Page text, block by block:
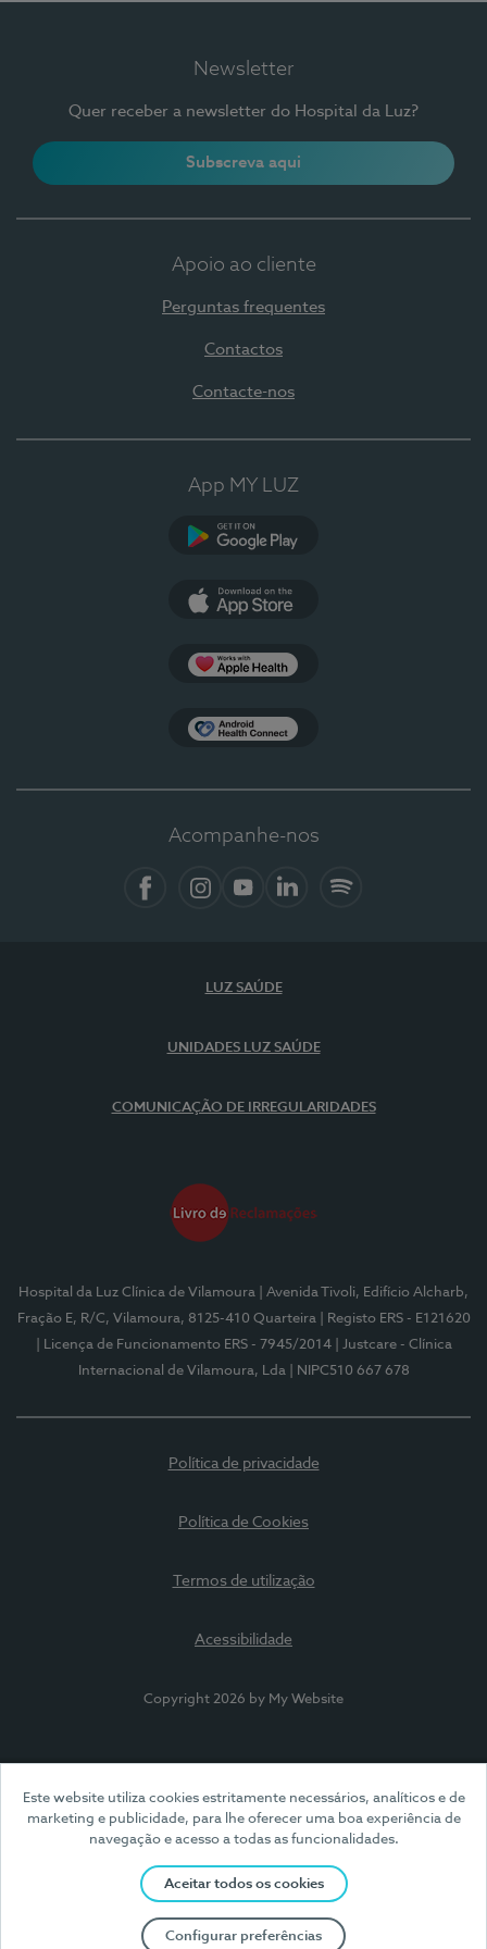
Este website utiliza cookies estritamente necessários, analíticos e de
marketing e publicidade, para lhe oferecer uma boa experiência de
navegação e acesso a todas as funcionalidades.
Aceitar todos os cookies
Configurar preferências
Newsletter
Quer receber a newsletter do Hospital da Luz?
Subscreva aqui
Apoio ao cliente
Perguntas frequentes
Contactos
Contacte-nos
App MY LUZ
Acompanhe-nos
LUZ SAÚDE
UNIDADES LUZ SAÚDE
COMUNICAÇÃO DE IRREGULARIDADES
Hospital da Luz Clínica de Vilamoura
| Avenida Tivoli, Edifício Alcharb,
Fração E, R/C, Vilamoura, 8125-410 Quarteira
| Registo ERS - E121620
| Licença de Funcionamento ERS - 7945/2014
| Justcare - Clínica
Internacional de Vilamoura, Lda
| NIPC510 667 678
Política de privacidade
Política de Cookies
Termos de utilização
Acessibilidade
Copyright 2026 by My Website